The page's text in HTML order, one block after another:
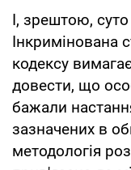
І, зрештою,
Інкримінована
кодексу
довести, що
бажали
зазначених в
методологія